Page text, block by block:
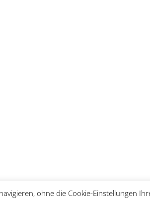
ohne die Cookie-Einstellungen